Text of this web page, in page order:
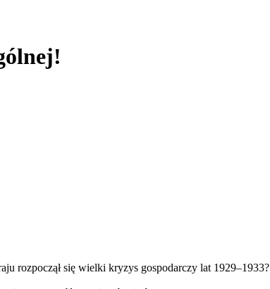
rozpoczął się wielki kryzys gospodarczy lat 1929–1933?